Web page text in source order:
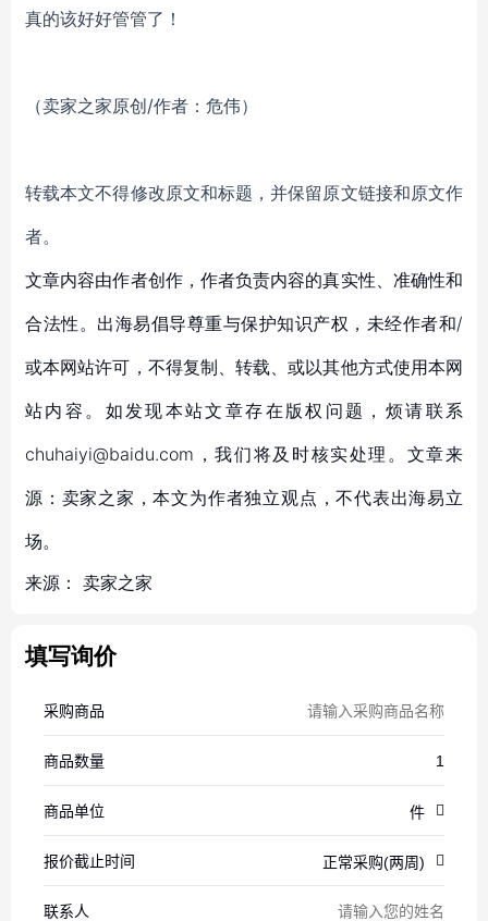
真的该好好管管了！
（卖家之家原创/作者：危伟）
转载本文不得修改原文和标题，并保留原文链接和原文作
者。
文章内容由作者创作，作者负责内容的真实性、准确性和
合法性。出海易倡导尊重与保护知识产权，未经作者和/
或本网站许可，不得复制、转载、或以其他方式使用本网
站内容。如发现本站文章存在版权问题，烦请联系
chuhaiyi@baidu.com，我们将及时核实处理。文章来
源：卖家之家，本文为作者独立观点，不代表出海易立
场。
来源： 卖家之家
填写询价